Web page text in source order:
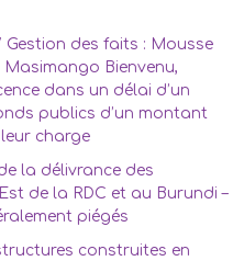
des faits : Mousse
Bienvenu,
dans un délai d’un
publics d’un montant
charge
la délivrance des
de la RDC et au Burundi –
piégés
construites en